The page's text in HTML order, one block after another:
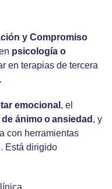
y Compromiso
psicología o
en terapias de tercera
emocional , el
ánimo o ansiedad , y
con herramientas
Está dirigido